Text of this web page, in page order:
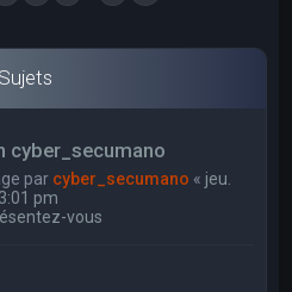
Sujets
cyber_secumano
par cyber_secumano « jeu.
pm
vous